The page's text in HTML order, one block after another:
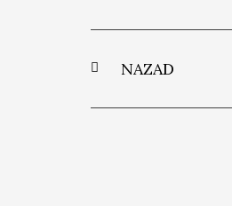
NAZAD